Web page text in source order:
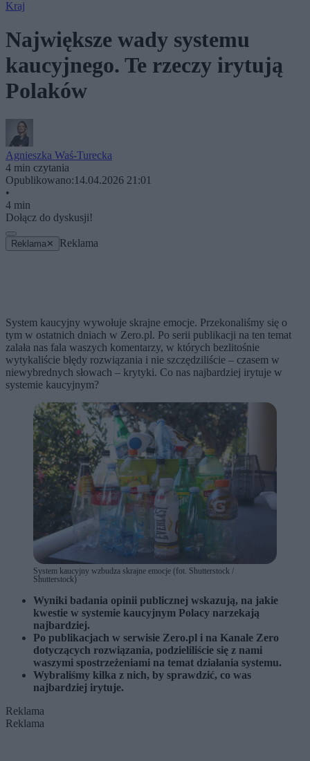
Kraj
Największe wady systemu
kaucyjnego. Te rzeczy irytują
Polaków
Agnieszka Waś-Turecka
4 min czytania
Opublikowano:14.04.2026 21:01
•
4 min
Dołącz do dyskusji!
Reklama ✕ Reklama
System kaucyjny wywołuje skrajne emocje. Przekonaliśmy się o
tym w ostatnich dniach w Zero.pl. Po serii publikacji na ten temat
zalała nas fala waszych komentarzy, w których bezlitośnie
wytykaliście błędy rozwiązania i nie szczędziliście – czasem w
niewybrednych słowach – krytyki. Co nas najbardziej irytuje w
systemie kaucyjnym?
System kaucyjny wzbudza skrajne emocje (fot. Shutterstock /
Shutterstock)
Wyniki badania opinii publicznej wskazują, na jakie
kwestie w systemie kaucyjnym Polacy narzekają
najbardziej.
Po publikacjach w serwisie Zero.pl i na Kanale Zero
dotyczących rozwiązania, podzieliliście się z nami
waszymi spostrzeżeniami na temat działania systemu.
Wybraliśmy kilka z nich, by sprawdzić, co was
najbardziej irytuje.
Reklama
Reklama